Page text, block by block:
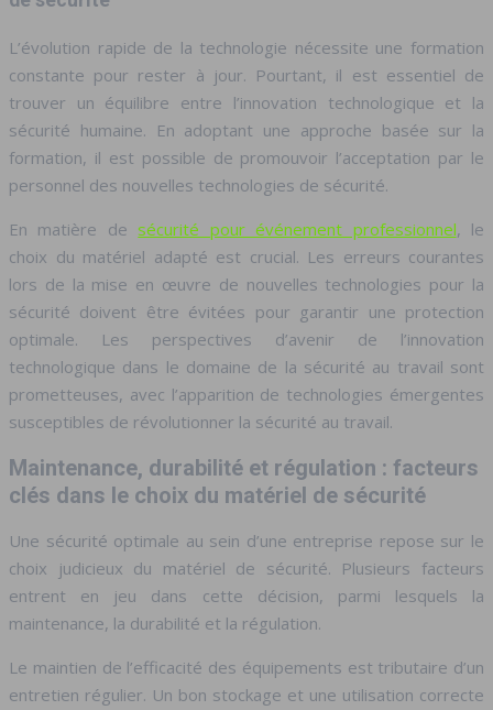
L’évolution rapide de la technologie nécessite une formation
constante pour rester à jour. Pourtant, il est essentiel de
trouver un équilibre entre l’innovation technologique et la
sécurité humaine. En adoptant une approche basée sur la
formation, il est possible de promouvoir l’acceptation par le
personnel des nouvelles technologies de sécurité.
En matière de sécurité pour événement professionnel, le
choix du matériel adapté est crucial. Les erreurs courantes
lors de la mise en œuvre de nouvelles technologies pour la
sécurité doivent être évitées pour garantir une protection
optimale. Les perspectives d’avenir de l’innovation
technologique dans le domaine de la sécurité au travail sont
prometteuses, avec l’apparition de technologies émergentes
susceptibles de révolutionner la sécurité au travail.
Maintenance, durabilité et régulation : facteurs
clés dans le choix du matériel de sécurité
Une sécurité optimale au sein d’une entreprise repose sur le
choix judicieux du matériel de sécurité. Plusieurs facteurs
entrent en jeu dans cette décision, parmi lesquels la
maintenance, la durabilité et la régulation.
Le maintien de l’efficacité des équipements est tributaire d’un
entretien régulier. Un bon stockage et une utilisation correcte